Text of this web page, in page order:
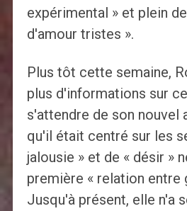
expérimental » et plein
d'amour tristes ».
Plus tôt cette semaine,
plus d'informations sur
s'attendre de son nouvel
qu'il était centré sur les
jalousie » et de « désir »
première « relation entre
Jusqu'à présent, elle n'a